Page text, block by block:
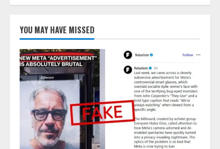
YOU MAY HAVE MISSED